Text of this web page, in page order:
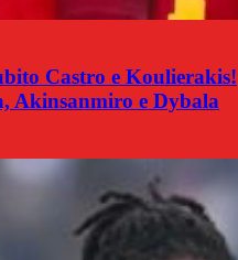
Castro e Koulierakis!
Akinsanmiro e Dybala